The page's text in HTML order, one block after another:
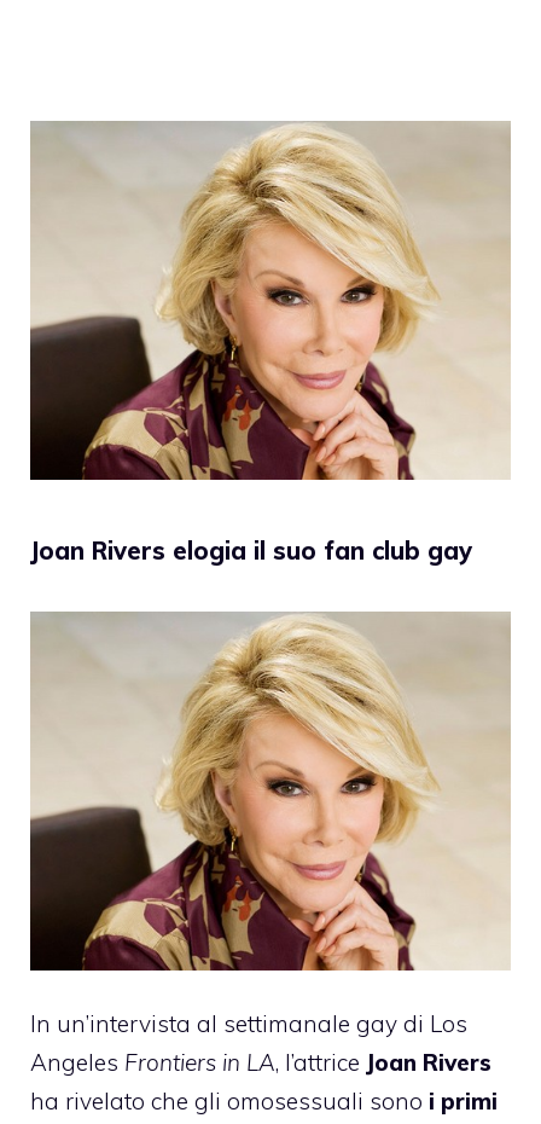
Joan Rivers elogia il suo fan club gay
In un’intervista al settimanale gay di Los
Angeles Frontiers in LA, l’attrice Joan Rivers
ha rivelato che gli omosessuali sono i primi